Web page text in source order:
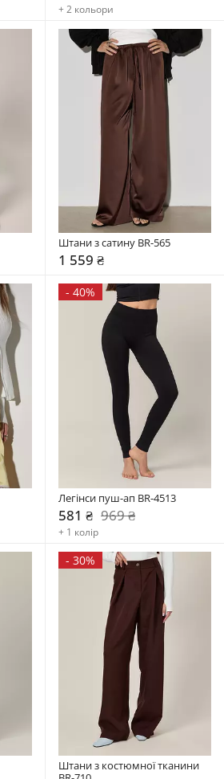
+ 2 кольори
Штани з сатину BR-565
1 559 ₴
- 40%
Легінси пуш-ап BR-4513
581 ₴ 969 ₴
+ 1 колір
- 30%
Штани з костюмної тканини